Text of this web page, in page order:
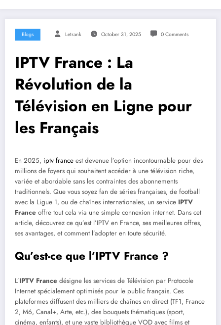
Blogs Letrank October 31, 2025 0 Comments
IPTV France : La
Révolution de la
Télévision en Ligne pour
les Français
En 2025, iptv france est devenue l’option incontournable pour des
millions de foyers qui souhaitent accéder à une télévision riche,
variée et abordable sans les contraintes des abonnements
traditionnels. Que vous soyez fan de séries françaises, de football
avec la Ligue 1, ou de chaînes internationales, un service IPTV
France offre tout cela via une simple connexion internet. Dans cet
article, découvrez ce qu’est l’IPTV en France, ses meilleures offres,
ses avantages, et comment l’adopter en toute sécurité.
Qu’est-ce que l’IPTV France ?
L’IPTV France désigne les services de Télévision par Protocole
Internet spécialement optimisés pour le public français. Ces
plateformes diffusent des milliers de chaînes en direct (TF1, France
2, M6, Canal+, Arte, etc.), des bouquets thématiques (sport,
cinéma, enfants), et une vaste bibliothèque VOD avec films et